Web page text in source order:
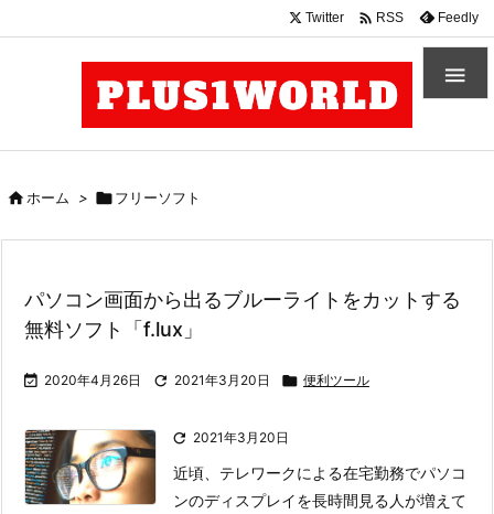

Twitter  RSS Feedly
ホーム > フリーソフト
パソコン画面から出るブルーライトをカットする
無料ソフト「f.lux」
 2020年4月26日  2021年3月20日  便利ツール
 2021年3月20日
近頃、テレワークによる在宅勤務でパソコ
ンのディスプレイを長時間見る人が増えて